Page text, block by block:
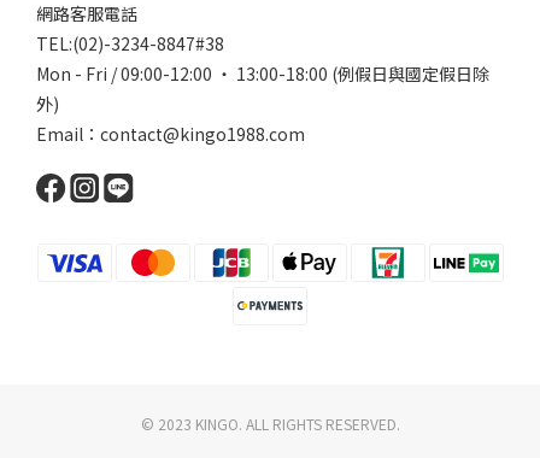
網路客服電話
TEL:(02)-3234-8847#38
Mon - Fri / 09:00-12:00 ‧ 13:00-18:00 (例假日與國定假日除
外)
Email：contact@kingo1988.com
© 2023 KINGO. ALL RIGHTS RESERVED.